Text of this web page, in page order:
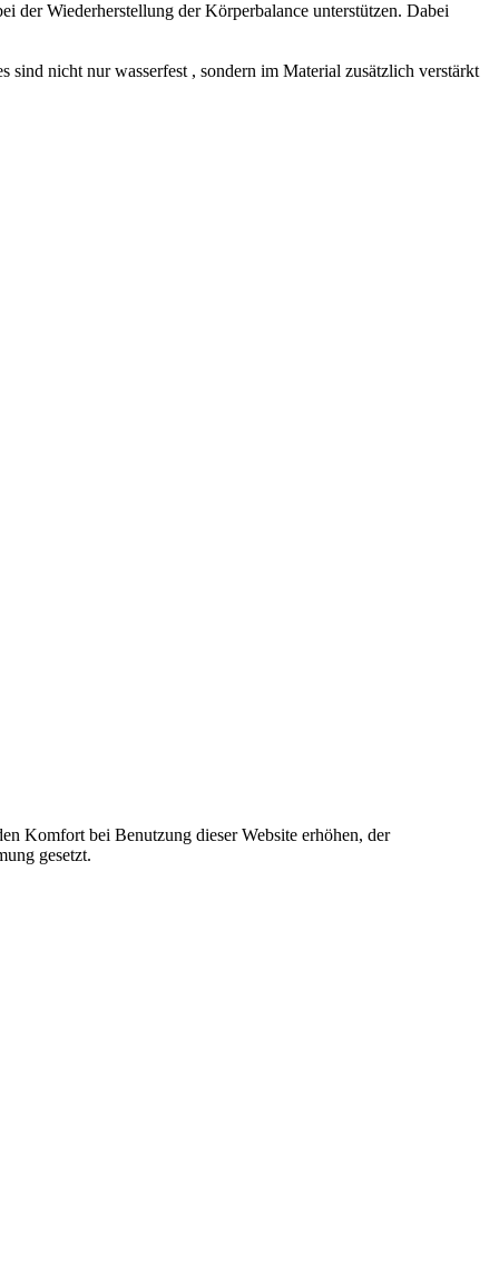
der Wiederherstellung der Körperbalance unterstützen. Dabei
sind nicht nur wasserfest , sondern im Material zusätzlich verstärkt
Komfort bei Benutzung dieser Website erhöhen, der
gesetzt.